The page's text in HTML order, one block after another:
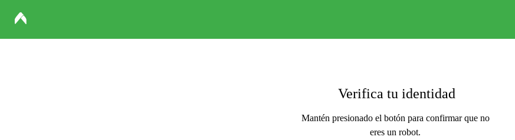
Verifica tu identidad
Mantén presionado el botón para confirmar que no
eres un robot.